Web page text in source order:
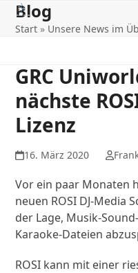
SkipOpen
mobile
Close
mobile
Blog
Start » Unsere News im
GRC
nächste
Lizenz
16. März 2020
Vor ein paar Monaten
neuen ROSI DJ-Media
der Lage, Musik-
Karaoke-Dateien
ROSI kann mit einer